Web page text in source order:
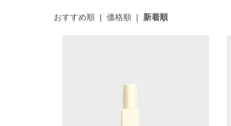
おすすめ順| 価格順| 新着順